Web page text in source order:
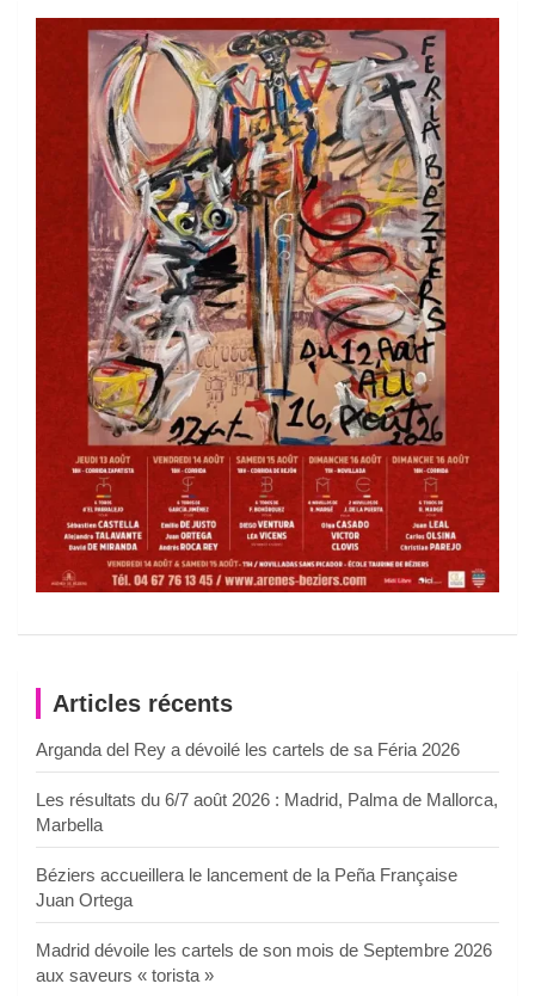
Articles récents
Arganda del Rey a dévoilé les cartels de sa Féria 2026
Les résultats du 6/7 août 2026 : Madrid, Palma de Mallorca,
Marbella
Béziers accueillera le lancement de la Peña Française
Juan Ortega
Madrid dévoile les cartels de son mois de Septembre 2026
aux saveurs « torista »